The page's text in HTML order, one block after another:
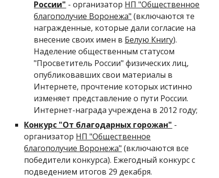
России" - организатор НП "Общественное
благополучие Воронежа" (включаются те
награжденные, которые дали согласие на
внесение своих имен в Белую Книгу).
Наделение общественным статусом
"Просветитель России" физических лиц,
опубликовавших свои материалы в
Интернете, прочтение которых истинно
изменяет представление о пути России.
Интернет-награда учреждена в 2012 году;
Конкурс "От благодарных горожан" -
организатор НП "Общественное
благополучие Воронежа" (включаются все
победители конкурса). Ежегодный конкурс с
подведением итогов 29 декабря.